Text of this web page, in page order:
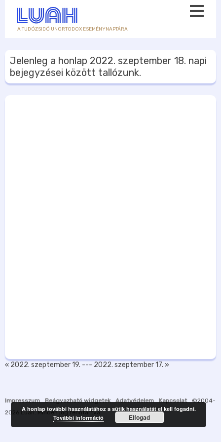
A TUDÓZSIDÓ UNORTODOX ESEMÉNYNAPTÁRA
Jelenleg a honlap 2022. szeptember 18. napi
bejegyzései között tallózunk.
« 2022. szeptember 19. --- 2022. szeptember 17. »
Impresszum Beágyazható widgetek Adatvédelem Kapcsolat
©2004-
2026 Luah. Minden jog fenntartva.
A honlap további használatához a sütik használatát el kell fogadni.
További információ
Elfogad